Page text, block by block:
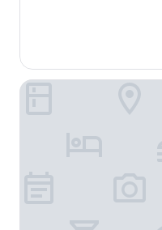
ulasan)
Fairfield Inn & Suites